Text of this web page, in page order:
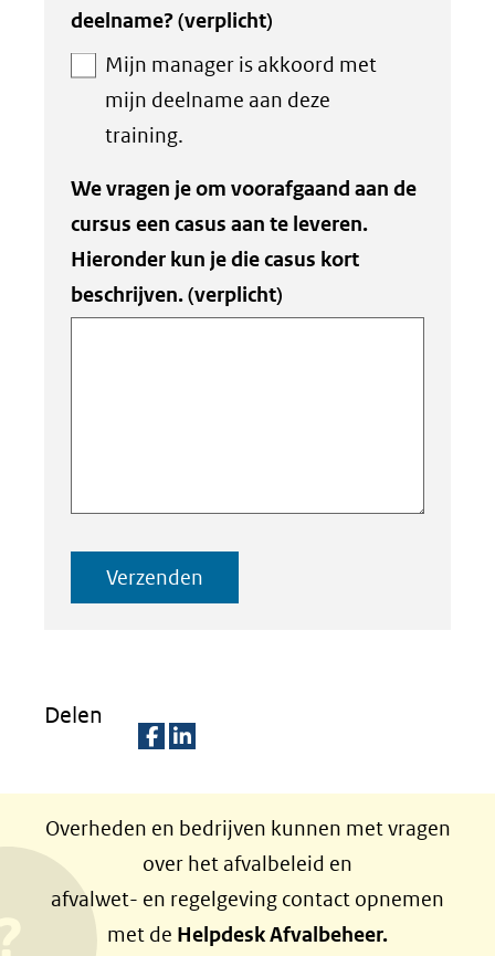
deelname?(verplicht)
Mijn manager is akkoord met
mijn deelname aan deze
training.
We vragen je om voorafgaand aan de
cursus een casus aan te leveren.
Hieronder kun je die casus kort
beschrijven.(verplicht)
Verzenden
Delen
l
e
n
o
l
e
n
o
Overheden en bedrijven kunnen met vragen
over het afvalbeleid en
afvalwet- en regelgeving contact opnemen
met de Helpdesk Afvalbeheer.